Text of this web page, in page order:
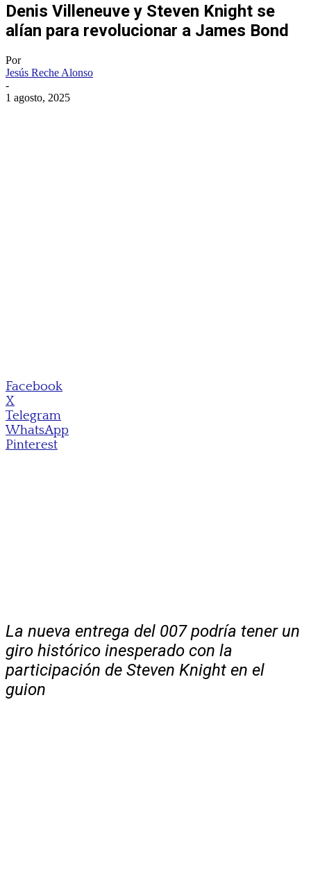
Denis Villeneuve y Steven Knight se
alían para revolucionar a James Bond
Por
Jesús Reche Alonso
-
1 agosto, 2025
Facebook
X
Telegram
WhatsApp
Pinterest
La nueva entrega del 007 podría tener un
giro histórico inesperado con la
participación de Steven Knight en el
guion